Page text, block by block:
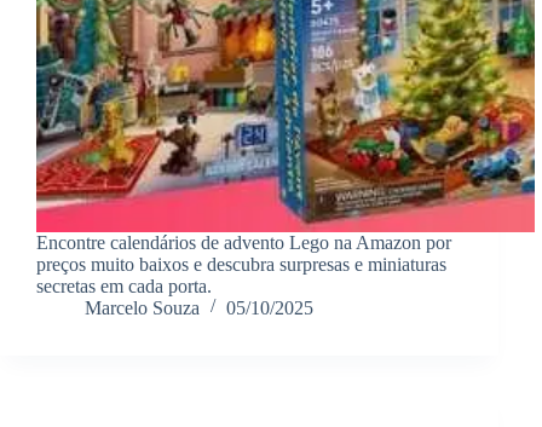
Encontre calendários de advento Lego na Amazon por
preços muito baixos e descubra surpresas e miniaturas
secretas em cada porta.
Marcelo Souza
05/10/2025